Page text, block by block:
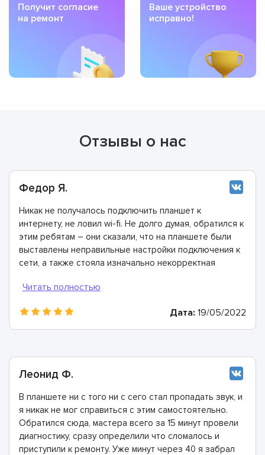
Получит согласие
на ремонт
Ваше устройство
исправно!
Отзывы о нас
Федор Я.
Никак не получалось подключить планшет к
интернету, не ловил wi-fi. Не долго думая, обратился к
этим ребятам – они сказали, что на планшете были
выставлены неправильные настройки подключения к
сети, а также стояла изначально некорректная
работает как надо! Всем рекомендую этих
Дата: 19/05/2022
Леонид Ф.
В планшете ни с того ни с сего стал пропадать звук, и
я никак не мог справиться с этим самостоятельно.
Обратился сюда, мастера всего за 15 минут провели
диагностику, сразу определили что сломалось и
приступили к ремонту. Уже минут через 40 я забрал